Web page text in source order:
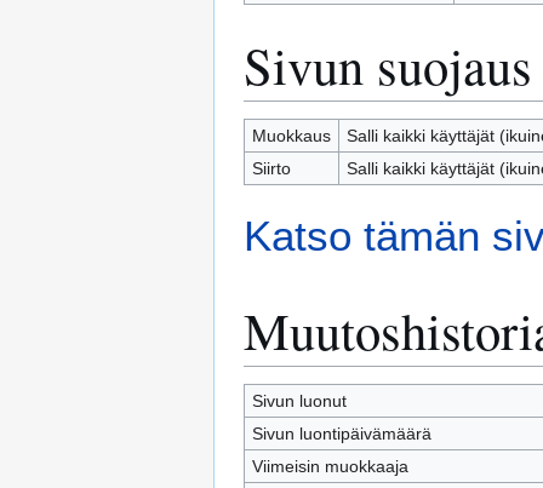
Sivun suojaus
Muokkaus
Salli kaikki käyttäjät
Siirto
Salli kaikki käyttäjät
Katso tämän
Sivun luonut
Sivun luontipäivämäärä
Viimeisin muokkaaja